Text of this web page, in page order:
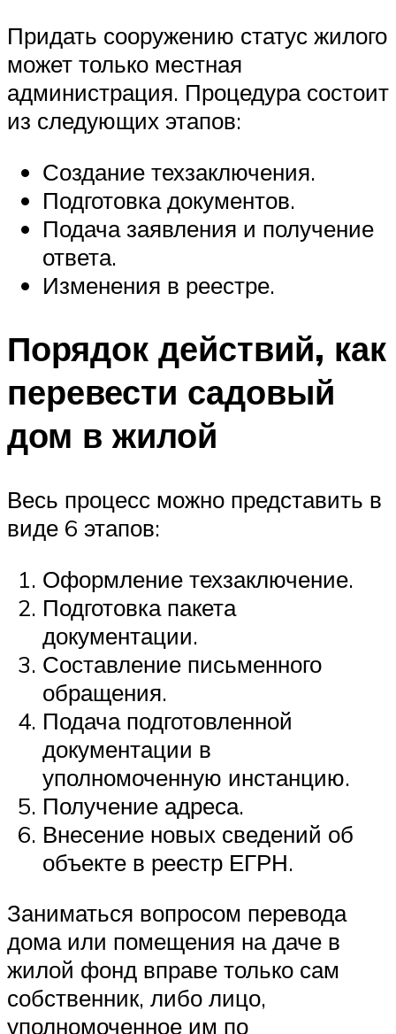
Придать сооружению статус жилого
может только местная
администрация. Процедура состоит
из следующих этапов:
Создание техзаключения.
Подготовка документов.
Подача заявления и получение
ответа.
Изменения в реестре.
Порядок действий, как
перевести садовый
дом в жилой
Весь процесс можно представить в
виде 6 этапов:
Оформление техзаключение.
Подготовка пакета
документации.
Составление письменного
обращения.
Подача подготовленной
документации в
уполномоченную инстанцию.
Получение адреса.
Внесение новых сведений об
объекте в реестр ЕГРН.
Заниматься вопросом перевода
дома или помещения на даче в
жилой фонд вправе только сам
собственник, либо лицо,
уполномоченное им по